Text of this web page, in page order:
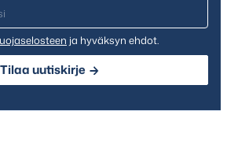
ja hyväksyn ehdot.
Tilaa uutiskirje